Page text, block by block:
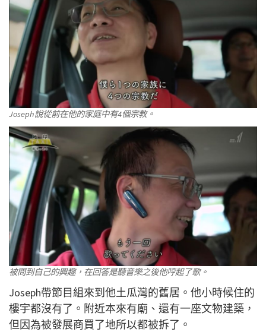
Joseph說從前在他的家庭中有4個宗教。
被問到自己的興趣，在回答是聽音樂之後他哼起了歌。
Joseph帶節目組來到他土瓜灣的舊居。他小時候住的
樓宇都沒有了。附近本來有廟、還有一座文物建築，
但因為被發展商買了地所以都被拆了。